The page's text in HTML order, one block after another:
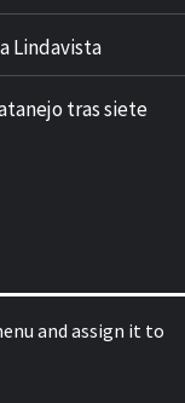
Lindavista
tras siete
and assign it to